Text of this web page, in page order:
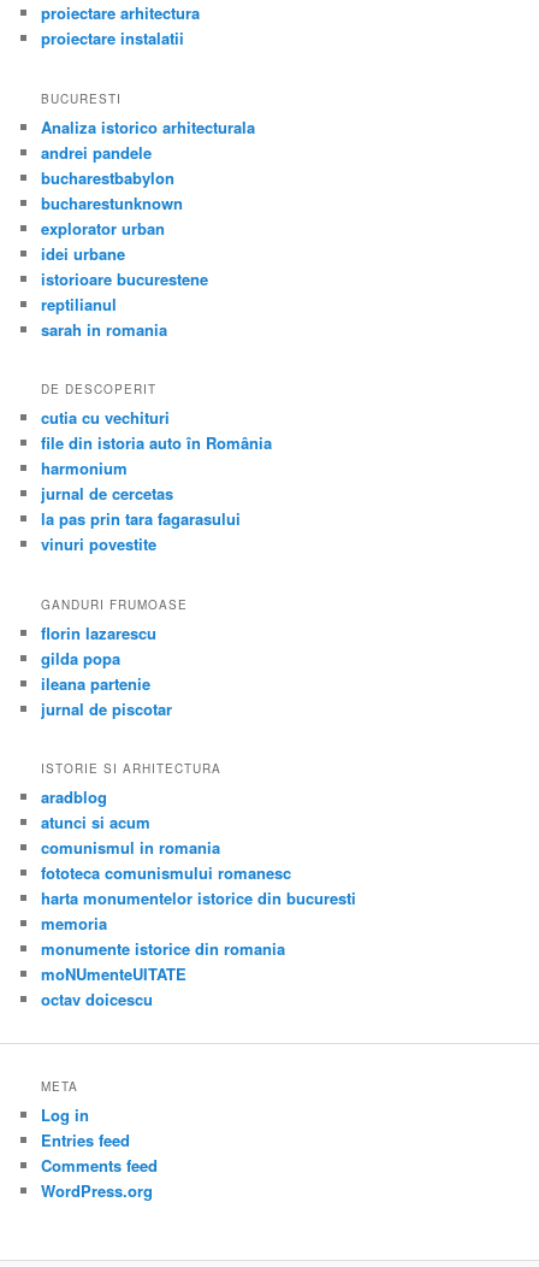
proiectare arhitectura
proiectare instalatii
BUCURESTI
Analiza istorico arhitecturala
andrei pandele
bucharestbabylon
bucharestunknown
explorator urban
idei urbane
istorioare bucurestene
reptilianul
sarah in romania
DE DESCOPERIT
cutia cu vechituri
file din istoria auto în România
harmonium
jurnal de cercetas
la pas prin tara fagarasului
vinuri povestite
GANDURI FRUMOASE
florin lazarescu
gilda popa
ileana partenie
jurnal de piscotar
ISTORIE SI ARHITECTURA
aradblog
atunci si acum
comunismul in romania
fototeca comunismului romanesc
harta monumentelor istorice din bucuresti
memoria
monumente istorice din romania
moNUmenteUITATE
octav doicescu
META
Log in
Entries feed
Comments feed
WordPress.org